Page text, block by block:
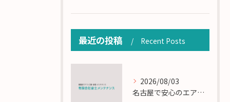
最近の投稿 Recent Posts
2026/08/03
名古屋で安心のエアコン工事と定期メンテナンスの重要性